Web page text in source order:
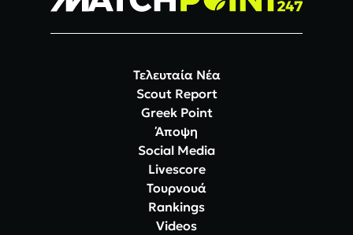
Τελευταία Νέα
Scout Report
Greek Point
Άποψη
Social Media
Livescore
Τουρνουά
Rankings
Videos